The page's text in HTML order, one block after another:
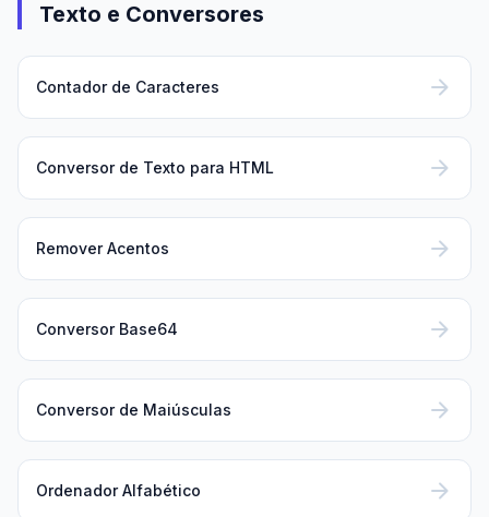
Texto e Conversores
Contador de Caracteres arrow_forward
Conversor de Texto para HTML arrow_forward
Remover Acentos arrow_forward
Conversor Base64 arrow_forward
Conversor de Maiúsculas arrow_forward
Ordenador Alfabético arrow_forward